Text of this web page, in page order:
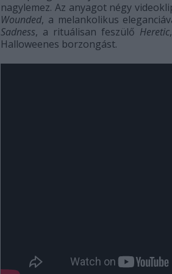
nagylemez. Az anyagot négy
Wounded, a melankolikus
Sadness, a rituálisan feszülő Heretic
Halloweenes borzongást.